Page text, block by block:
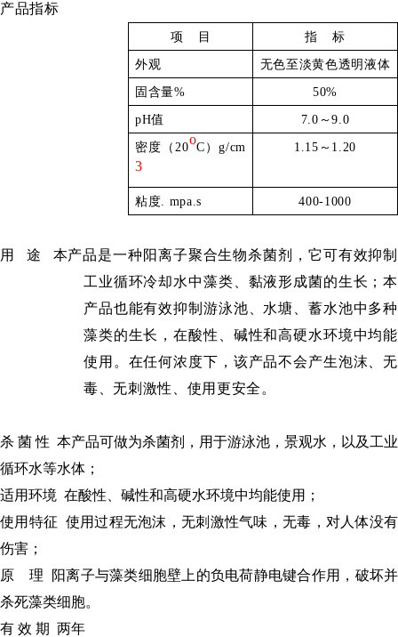
产品指标
项 目 指 标
外观 无色至淡黄色透明液体
固含量% 50%
pH值 7.0 ～9.0
密度（20
o
C ）g/cm
3
1.15 ～ 1.20
粘度. mpa.s 400-1000
用 途
本产品是一种阳离子聚合生物杀菌剂，它可有效抑制
工业循环冷却水中藻类、黏液形成菌的生长；本
产品也能有效抑制游泳池、水塘、蓄水池中多种
藻类的生长，在酸性、碱性和高硬水环境中均能
使用。在任何浓度下， 该产品不会产生泡沫、无
毒、无刺激性、使用更安全。
杀 菌 性 本产品可做为杀菌剂，用于游泳池，景观水，以及工业
循环水等水体；
适用环境 在酸性、碱性和高硬水环境中均能使用；
使用特征 使用过程无泡沫，无刺激性气味，无毒，对人体没有
伤害；
原
理
阳离子与藻类细胞壁上的负电荷静电键合作用，破坏并
杀死藻类细胞。
有 效 期 两年